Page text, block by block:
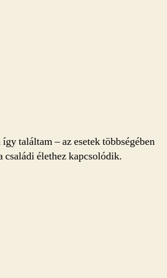
találtam – az esetek többségében
családi élethez kapcsolódik.